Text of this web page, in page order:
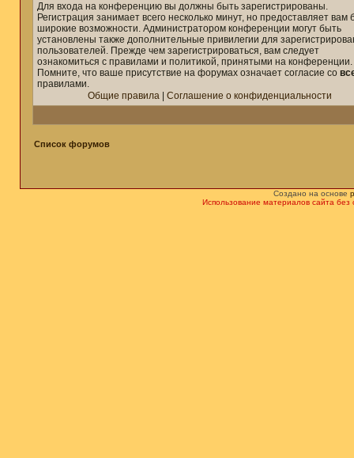
Для входа на конференцию вы должны быть зарегистрированы.
Регистрация занимает всего несколько минут, но предоставляет вам
широкие возможности. Администратором конференции могут быть
установлены также дополнительные привилегии для
пользователей. Прежде чем зарегистрироваться, вам следует
ознакомиться с правилами и политикой, принятыми на конференции.
Помните, что ваше присутствие на форумах означает согласие со
правилами.
Общие правила
Соглашение о конфиденциальности
Список форумов
Создано на основе
Использование материалов сайта